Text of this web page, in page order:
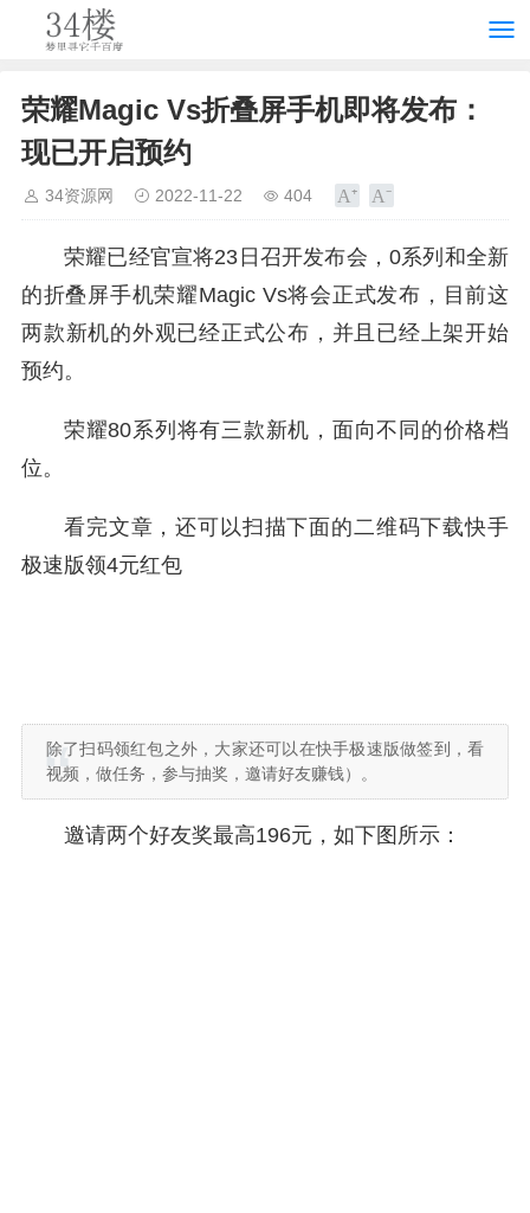
荣耀Magic Vs折叠屏手机即将发布：
现已开启预约
34资源网 2022-11-22 404
荣耀已经官宣将23日召开发布会，0系列和全新
的折叠屏手机荣耀Magic Vs将会正式发布，目前这
两款新机的外观已经正式公布，并且已经上架开始
预约。
荣耀80系列将有三款新机，面向不同的价格档
位。
看完文章，还可以扫描下面的二维码下载快手
极速版领4元红包
除了扫码领红包之外，大家还可以在快手极速版做签到，看
视频，做任务，参与抽奖，邀请好友赚钱）。
邀请两个好友奖最高196元，如下图所示：